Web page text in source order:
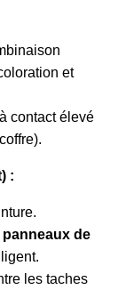
et
contact élevé
:
de
les taches